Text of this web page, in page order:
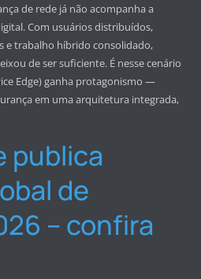
de rede já não acompanha a
Com usuários distribuídos,
e trabalho híbrido consolidado,
de ser suficiente. É nesse cenário
Edge) ganha protagonismo —
em uma arquitetura integrada,
publica
de
– confira